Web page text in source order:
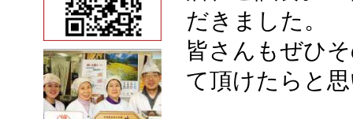
だきました。
皆さんもぜひ
て頂けたらと